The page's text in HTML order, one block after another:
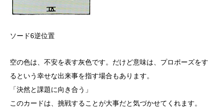
ソード6逆位置
空の色は、不安を表す灰色です。だけど意味は、プロポーズをす
るという幸せな出来事を指す場合もあります。
「決然と課題に向き合う」
このカードは、挑戦することが大事だと気づかせてくれます。